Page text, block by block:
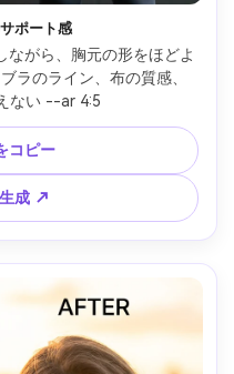
ポート感
ながら、胸元の形をほどよ
ラのライン、布の質感、
ない --ar 4:5
コピー
成 ↗